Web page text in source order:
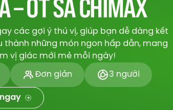
– ỚT SẢ CHIMAX
các gợi ý thú vị, giúp bạn dễ dàng kết
thành những món ngon hấp dẫn, mang
vị giác mới mẻ mỗi ngày!
Đơn giản 3 người